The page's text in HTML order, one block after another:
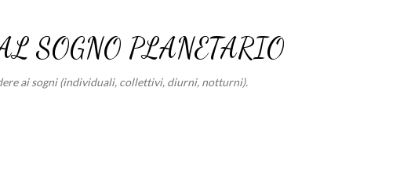
SOGNO PLANETARIO
ai sogni (individuali, collettivi, diurni, notturni).